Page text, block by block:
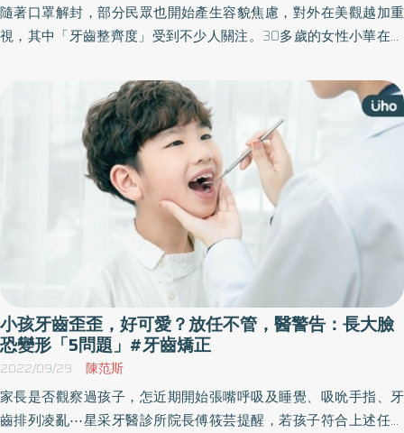
隨著口罩解封，部分民眾也開始產生容貌焦慮，對外在美觀越加重
視，其中「牙齒整齊度」受到不少人關注。30多歲的女性小華在聚
現，因牙齒有咬合不正問題而導致。牙醫師提醒，咬合不正不僅影
響外觀，還可能造成蛀牙、呼吸、吞嚥等健康問題，可透過牙齒矯
小孩牙齒歪歪，好可愛？放任不管，醫警告：長大臉
恐變形「5問題」#牙齒矯正
2022/09/29 陳范斯
家長是否觀察過孩子，怎近期開始張嘴呼吸及睡覺、吸吮手指、牙
齒排列凌亂⋯星采牙醫診所院長傅筱芸提醒，若孩子符合上述任一